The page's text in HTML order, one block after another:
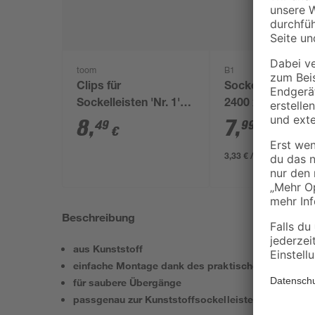
toom
Clips für
Sockelleisten 'Nr. 1'
schwarz, 20 Stück
8,49 €
B1
Sockelleiste Uni
2400 x 45 x 20
7,99
3,33 € / Meter
Beschreibung
aus Kunststoff
einfache Montage dank des praktischen
für saubere Übergänge
passgenau zur Kunststoffsockelleiste 'Classic 50'